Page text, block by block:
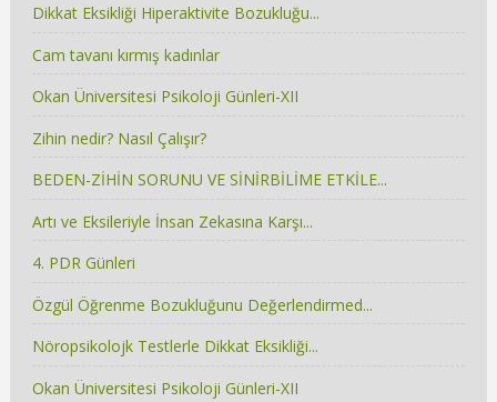
Dikkat Eksikliği Hiperaktivite Bozukluğu...
Cam tavanı kırmış kadınlar
Okan Üniversitesi Psikoloji Günleri-XII
Zihin nedir? Nasıl Çalışır?
BEDEN-ZİHİN SORUNU VE SİNİRBİLİME ETKİLE...
Artı ve Eksileriyle İnsan Zekasına Karşı...
4. PDR Günleri
Özgül Öğrenme Bozukluğunu Değerlendirmed...
Nöropsikolojk Testlerle Dikkat Eksikliği...
Okan Üniversitesi Psikoloji Günleri-XII